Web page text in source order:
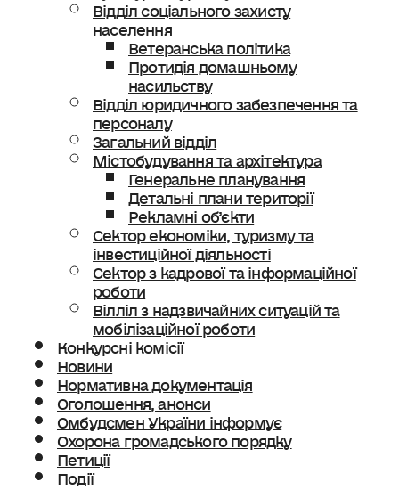
Відділ соціального захисту
населення
Ветеранська політика
Протидія домашньому
насильству
Відділ юридичного забезпечення та
персоналу
Загальний відділ
Містобудування та архітектура
Генеральне планування
Детальні плани території
Рекламні об’єкти
Сектор економіки, туризму та
інвестиційної діяльності
Сектор з кадрової та інформаційної
роботи
Вілліл з надзвичайних ситуацій та
мобілізаційної роботи
Конкурсні комісії
Новини
Нормативна документація
Оголошення, анонси
Омбудсмен України інформує
Охорона громадського порядку
Петиції
Події